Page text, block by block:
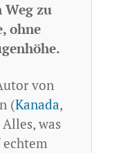
Weg zu
ohne
von
(Kanada,
Alles, was